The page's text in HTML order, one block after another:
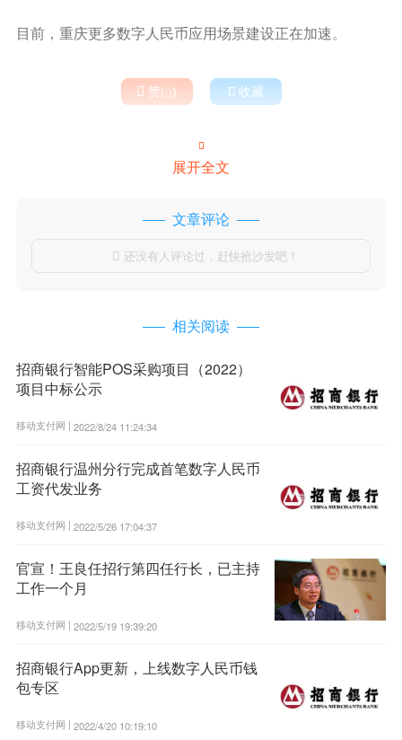
目前，重庆更多数字人民币应用场景建设正在加速。
 赞()  收藏

展开全文
文章评论
 还没有人评论过，赶快抢沙发吧！
相关阅读
招商银行智能POS采购项目（2022）
项目中标公示
移动支付网 | 2022/8/24 11:24:34
招商银行温州分行完成首笔数字人民币
工资代发业务
移动支付网 | 2022/5/26 17:04:37
官宣！王良任招行第四任行长，已主持
工作一个月
移动支付网 | 2022/5/19 19:39:20
招商银行App更新，上线数字人民币钱
包专区
移动支付网 | 2022/4/20 10:19:10